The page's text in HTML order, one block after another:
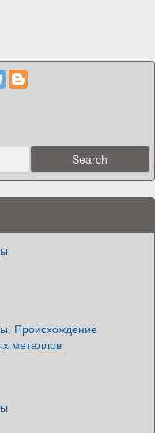
Происхождение
металлов